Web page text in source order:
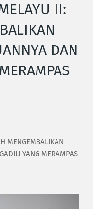
II:
DAN
MENGEMBALIKAN
YANG MERAMPAS